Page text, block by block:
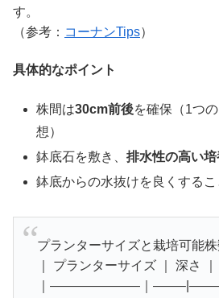
す。
（参考： コーナンTips）
具体的なポイント
株間は30cm前後を確保（1つ
想）
鉢底石を敷き、排水性の高い培
鉢底からの水抜けを良くする
プランターサイズと栽培可能株
｜ プランターサイズ ｜ 深さ ｜
｜———————｜